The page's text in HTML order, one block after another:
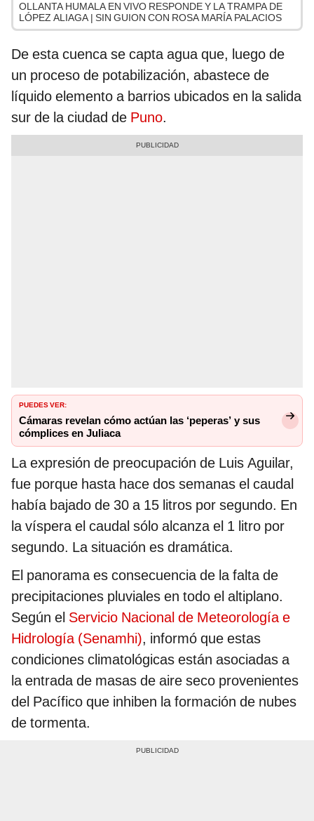
OLLANTA HUMALA EN VIVO RESPONDE Y LA TRAMPA DE
LÓPEZ ALIAGA | SIN GUION CON ROSA MARÍA PALACIOS
De esta cuenca se capta agua que, luego de
un proceso de potabilización, abastece de
líquido elemento a barrios ubicados en la salida
sur de la ciudad de Puno.
PUEDES VER:
Cámaras revelan cómo actúan las ‘peperas’ y sus
cómplices en Juliaca
La expresión de preocupación de Luis Aguilar,
fue porque hasta hace dos semanas el caudal
había bajado de 30 a 15 litros por segundo. En
la víspera el caudal sólo alcanza el 1 litro por
segundo. La situación es dramática.
El panorama es consecuencia de la falta de
precipitaciones pluviales en todo el altiplano.
Según el Servicio Nacional de Meteorología e
Hidrología (Senamhi), informó que estas
condiciones climatológicas están asociadas a
la entrada de masas de aire seco provenientes
del Pacífico que inhiben la formación de nubes
de tormenta.